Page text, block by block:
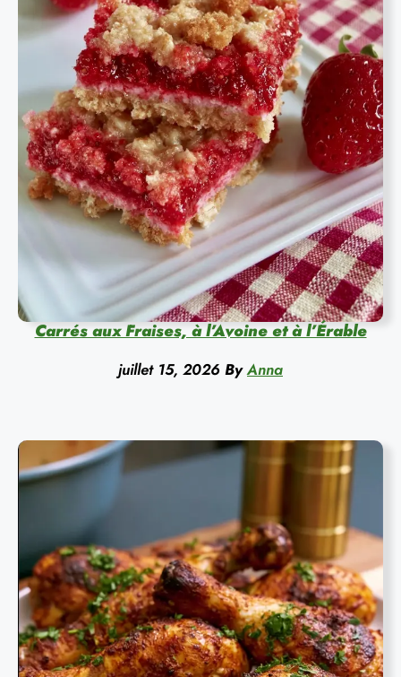
Carrés aux Fraises, à l’Avoine et à l’Érable
juillet 15, 2026 By Anna